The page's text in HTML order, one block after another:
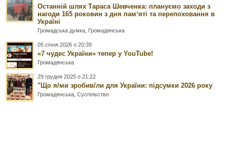
Останній шлях Тараса Шевченка: плануємо заходи з
нагоди 165 роковин з дня памʼяті та перепоховання в
Україні
Громадська думка Громадянська
05 січня 2026 о 20:39
«7 чудес України» тепер у YouTube!
Громадянська
29 грудня 2025 о 21:22
"Що я/ми зробив/ли для України: підсумки 2026 року
Громадянська ,Суспільство